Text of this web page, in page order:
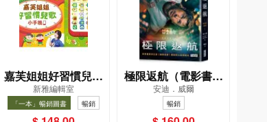
嘉芙姐姐好習慣兒歌
小手機
新雅編輯室
「一本」暢銷圖書 暢銷
極限返航（電影書衣
典藏版）（獨家收錄
作者訪談）
安迪．威爾
暢銷